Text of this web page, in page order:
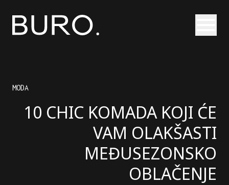
MODA
10 CHIC KOMADA KOJI ĆE
VAM OLAKŠASTI
MEĐUSEZONSKO
OBLAČENJE